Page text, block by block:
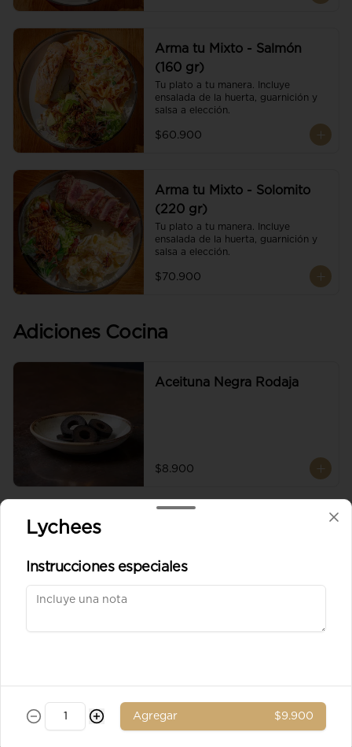
Arma tu Mixto - Salmón
(160 gr)
Tu plato a tu manera. Incluye
ensalada de la huerta, guarnición y
salsa a elección.
$60.900
Arma tu Mixto - Solomito
(220 gr)
Tu plato a tu manera. Incluye
ensalada de la huerta, guarnición y
salsa a elección.
$70.900
Adiciones Cocina
Aceituna Negra Rodaja
$8.900
Lychees
Instrucciones especiales
Agregar $9.900